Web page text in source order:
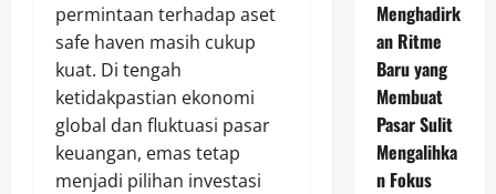
permintaan terhadap aset
safe haven masih cukup
kuat. Di tengah
ketidakpastian ekonomi
global dan fluktuasi pasar
keuangan, emas tetap
menjadi pilihan investasi
Menghadirk
an Ritme
Baru yang
Membuat
Pasar Sulit
Mengalihka
n Fokus